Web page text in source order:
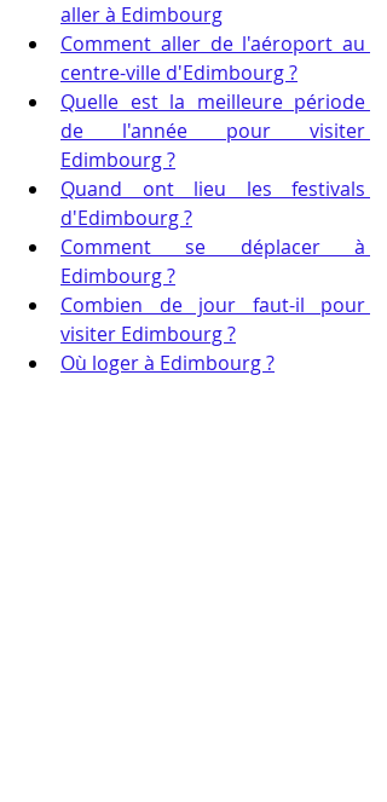
aller à Edimbourg
Comment aller de l'aéroport au
centre-ville d'Edimbourg ?
Quelle est la meilleure période
de l'année pour visiter
Edimbourg ?
Quand ont lieu les festivals
d'Edimbourg ?
Comment se déplacer à
Edimbourg ?
Combien de jour faut-il pour
visiter Edimbourg ?
Où loger à Edimbourg ?